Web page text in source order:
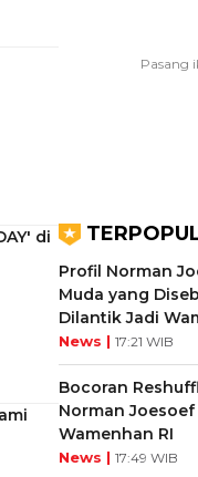
di
Profil Norman
Muda yang
Dilantik Jadi
News | 17:21 WIB
Bocoran
Norman
Wamenhan RI
News | 17:49 WIB